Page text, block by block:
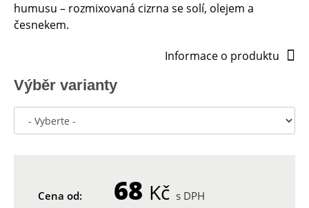
humusu – rozmixovaná cizrna se solí, olejem a
česnekem.
Informace o produktu
Výběr varianty
Cena od: 68 Kč s DPH